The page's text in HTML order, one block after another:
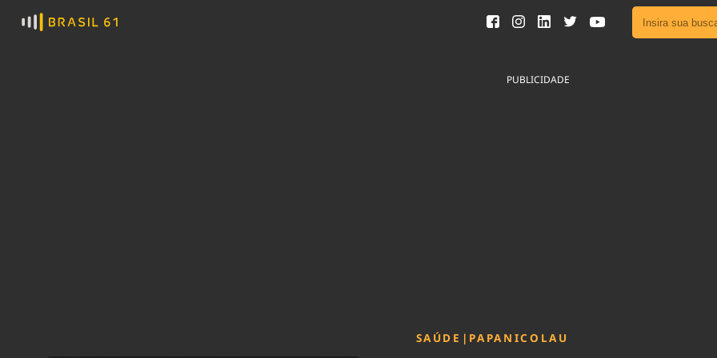
Ver
PUBLICIDADE
SAÚDE | PAPANICOLAU